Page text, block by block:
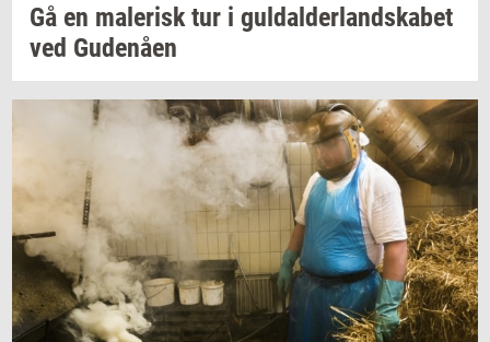
Gå en ma­le­risktur i gul­dal­der­land­ska­bet
ved Gu­denå­en